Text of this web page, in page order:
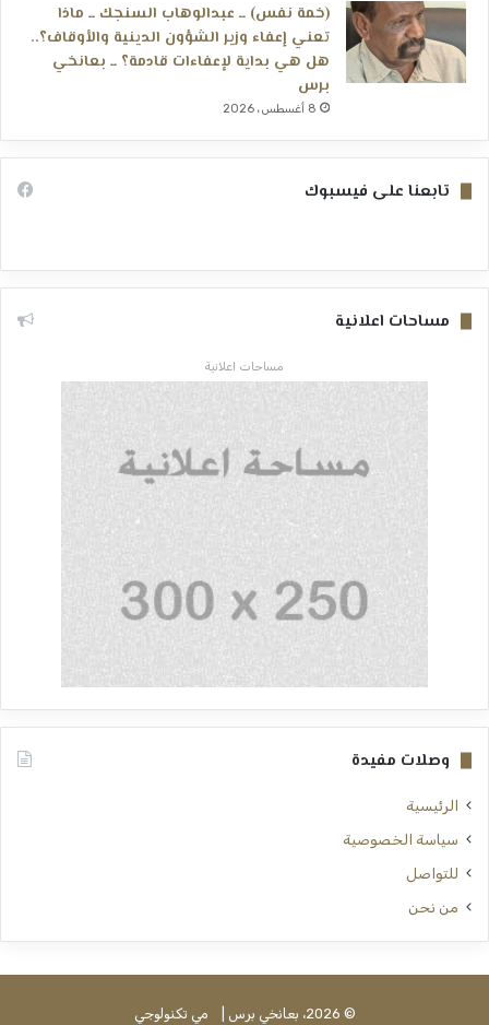
(خمة نفس) ــ عبدالوهاب السنجك ــ ماذا
تعني إعفاء وزير الشؤون الدينية والأوقاف؟..
هل هي بداية لإعفاءات قادمة؟ ــ بعانخي
برس
8 أغسطس، 2026
تابعنا على فيسبوك
مساحات اعلانية
مساحات اعلانية
وصلات مفيدة
الرئيسية
سياسة الخصوصية
للتواصل
من نحن
© 2026، بعانخي برس | مي تكنولوجي